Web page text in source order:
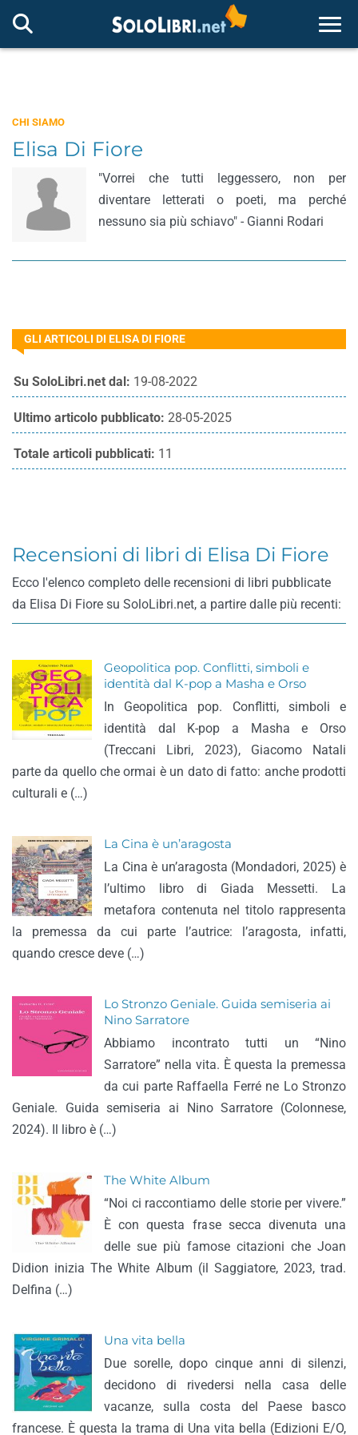
CHI SIAMO
Elisa Di Fiore
"Vorrei che tutti leggessero, non per
diventare letterati o poeti, ma perché
nessuno sia più schiavo" - Gianni Rodari
GLI ARTICOLI DI ELISA DI FIORE
Su SoloLibri.net dal: 19-08-2022
Ultimo articolo pubblicato: 28-05-2025
Totale articoli pubblicati: 11
Recensioni di libri di Elisa Di Fiore
Ecco l'elenco completo delle recensioni di libri pubblicate
da Elisa Di Fiore su SoloLibri.net, a partire dalle più recenti:
Geopolitica pop. Conflitti, simboli e
identità dal K-pop a Masha e Orso
In Geopolitica pop. Conflitti, simboli e
identità dal K-pop a Masha e Orso
(Treccani Libri, 2023), Giacomo Natali
parte da quello che ormai è un dato di fatto: anche prodotti
culturali e (…)
La Cina è un’aragosta
La Cina è un’aragosta (Mondadori, 2025) è
l’ultimo libro di Giada Messetti. La
metafora contenuta nel titolo rappresenta
la premessa da cui parte l’autrice: l’aragosta, infatti,
quando cresce deve (…)
Lo Stronzo Geniale. Guida semiseria ai
Nino Sarratore
Abbiamo incontrato tutti un “Nino
Sarratore” nella vita. È questa la premessa
da cui parte Raffaella Ferré ne Lo Stronzo
Geniale. Guida semiseria ai Nino Sarratore (Colonnese,
2024). Il libro è (…)
The White Album
“Noi ci raccontiamo delle storie per vivere.”
È con questa frase secca divenuta una
delle sue più famose citazioni che Joan
Didion inizia The White Album (il Saggiatore, 2023, trad.
Delfina (…)
Una vita bella
Due sorelle, dopo cinque anni di silenzi,
decidono di rivedersi nella casa delle
vacanze, sulla costa del Paese basco
francese. È questa la trama di Una vita bella (Edizioni E/O,